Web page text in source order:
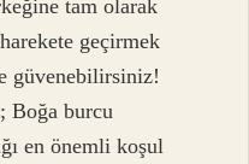
tam olarak
geçirmek
güvenebilirsiniz!
Boğa burcu
en önemli koşul